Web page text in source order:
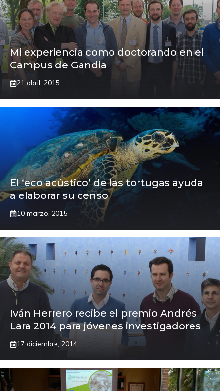
Mi experiencia como doctorando en el
Campus de Gandia
21 abril, 2015
El ‘eco acústico’ de las tortugas ayuda
a elaborar su censo
10 marzo, 2015
Iván Herrero recibe el premio Andrés
Lara 2014 para jóvenes investigadores
17 diciembre, 2014